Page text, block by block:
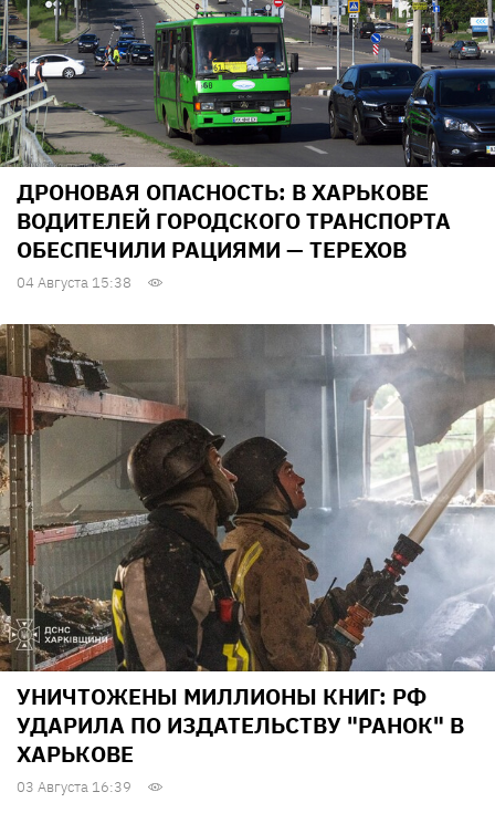
ДРОНОВАЯ ОПАСНОСТЬ: В ХАРЬКОВЕ
ВОДИТЕЛЕЙ ГОРОДСКОГО ТРАНСПОРТА
ОБЕСПЕЧИЛИ РАЦИЯМИ — ТЕРЕХОВ
04 Августа 15:38
УНИЧТОЖЕНЫ МИЛЛИОНЫ КНИГ: РФ
УДАРИЛА ПО ИЗДАТЕЛЬСТВУ "РАНОК" В
ХАРЬКОВЕ
03 Августа 16:39